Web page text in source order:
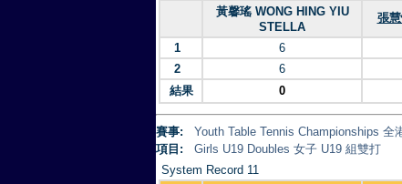
黃馨瑤 WONG HING YIU
STELLA
張
1 6
2
6
結果
0
賽事:
Youth Table Tennis Championships 全
項目:
Girls U19 Doubles 女子 U19 組雙打
System Record 11